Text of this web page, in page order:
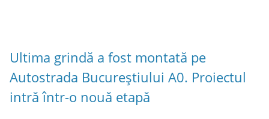
Ultima grindă a fost montată pe
Autostrada Bucureștiului A0. Proiectul
intră într-o nouă etapă